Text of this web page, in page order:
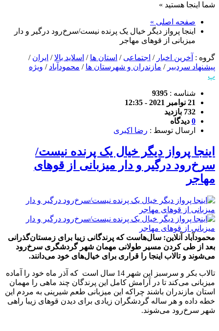
شما اینجا هستید »
صفحه اصلی »
اینجا پرواز دیگر خیال یک پرنده نیست/سرخ‌رود درگیر و دار
میزبانی از قوهای مهاجر
گروه : آخرین اخبار / اجتماعی / استان ها / اسلاید بالا/ ایران /
پیشنهاد سردبیر / مازندران و شهرستان ها / محمودآباد / ویژه
پ
شناسه : 9395
21 نوامبر 2021 - 12:35
732 بازدید
0 دیدگاه
ارسال توسط : رضا اکبری
اینجا پرواز دیگر خیال یک پرنده نیست/
سرخ‌رود درگیر و دار میزبانی از قوهای
مهاجر
محمودآباد آنلاین: سال‌هاست که پرندگانی زیبا برای زمستان‌گذرانی
بعد از طی کردن مسیر طولانی مهمان شهر گردشگری سرخ‌رود
می‌شوند و تالاب اینجا را قراری برای خیال‌های خود می‌دانند.
تالاب بکر و سرسبز این شهر 14 سال است که آذر ماه خود را آماده
میزبانی می‌کند تا در آرامش کامل این پرندگان چند ماهی را مهمان
استان مازندران باشند چراکه این میزبانی طعم شیرینی به مردم این
خطه داده و هر ساله گردشگران زیادی برای دیدن قوهای زیبا راهی
شهر سرخ‌رود می‌شوند.